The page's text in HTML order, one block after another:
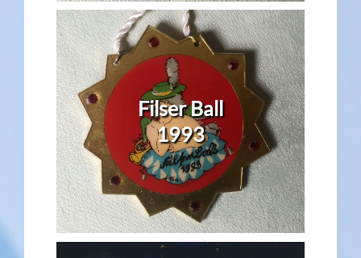
Filser Ball
1993